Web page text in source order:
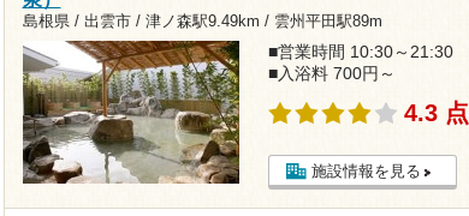
島根県 / 出雲市 / 津ノ森駅9.49km / 雲州平田駅89m
■営業時間 10:30～21:30
■入浴料 700円～
4.3 点
施設情報を見る